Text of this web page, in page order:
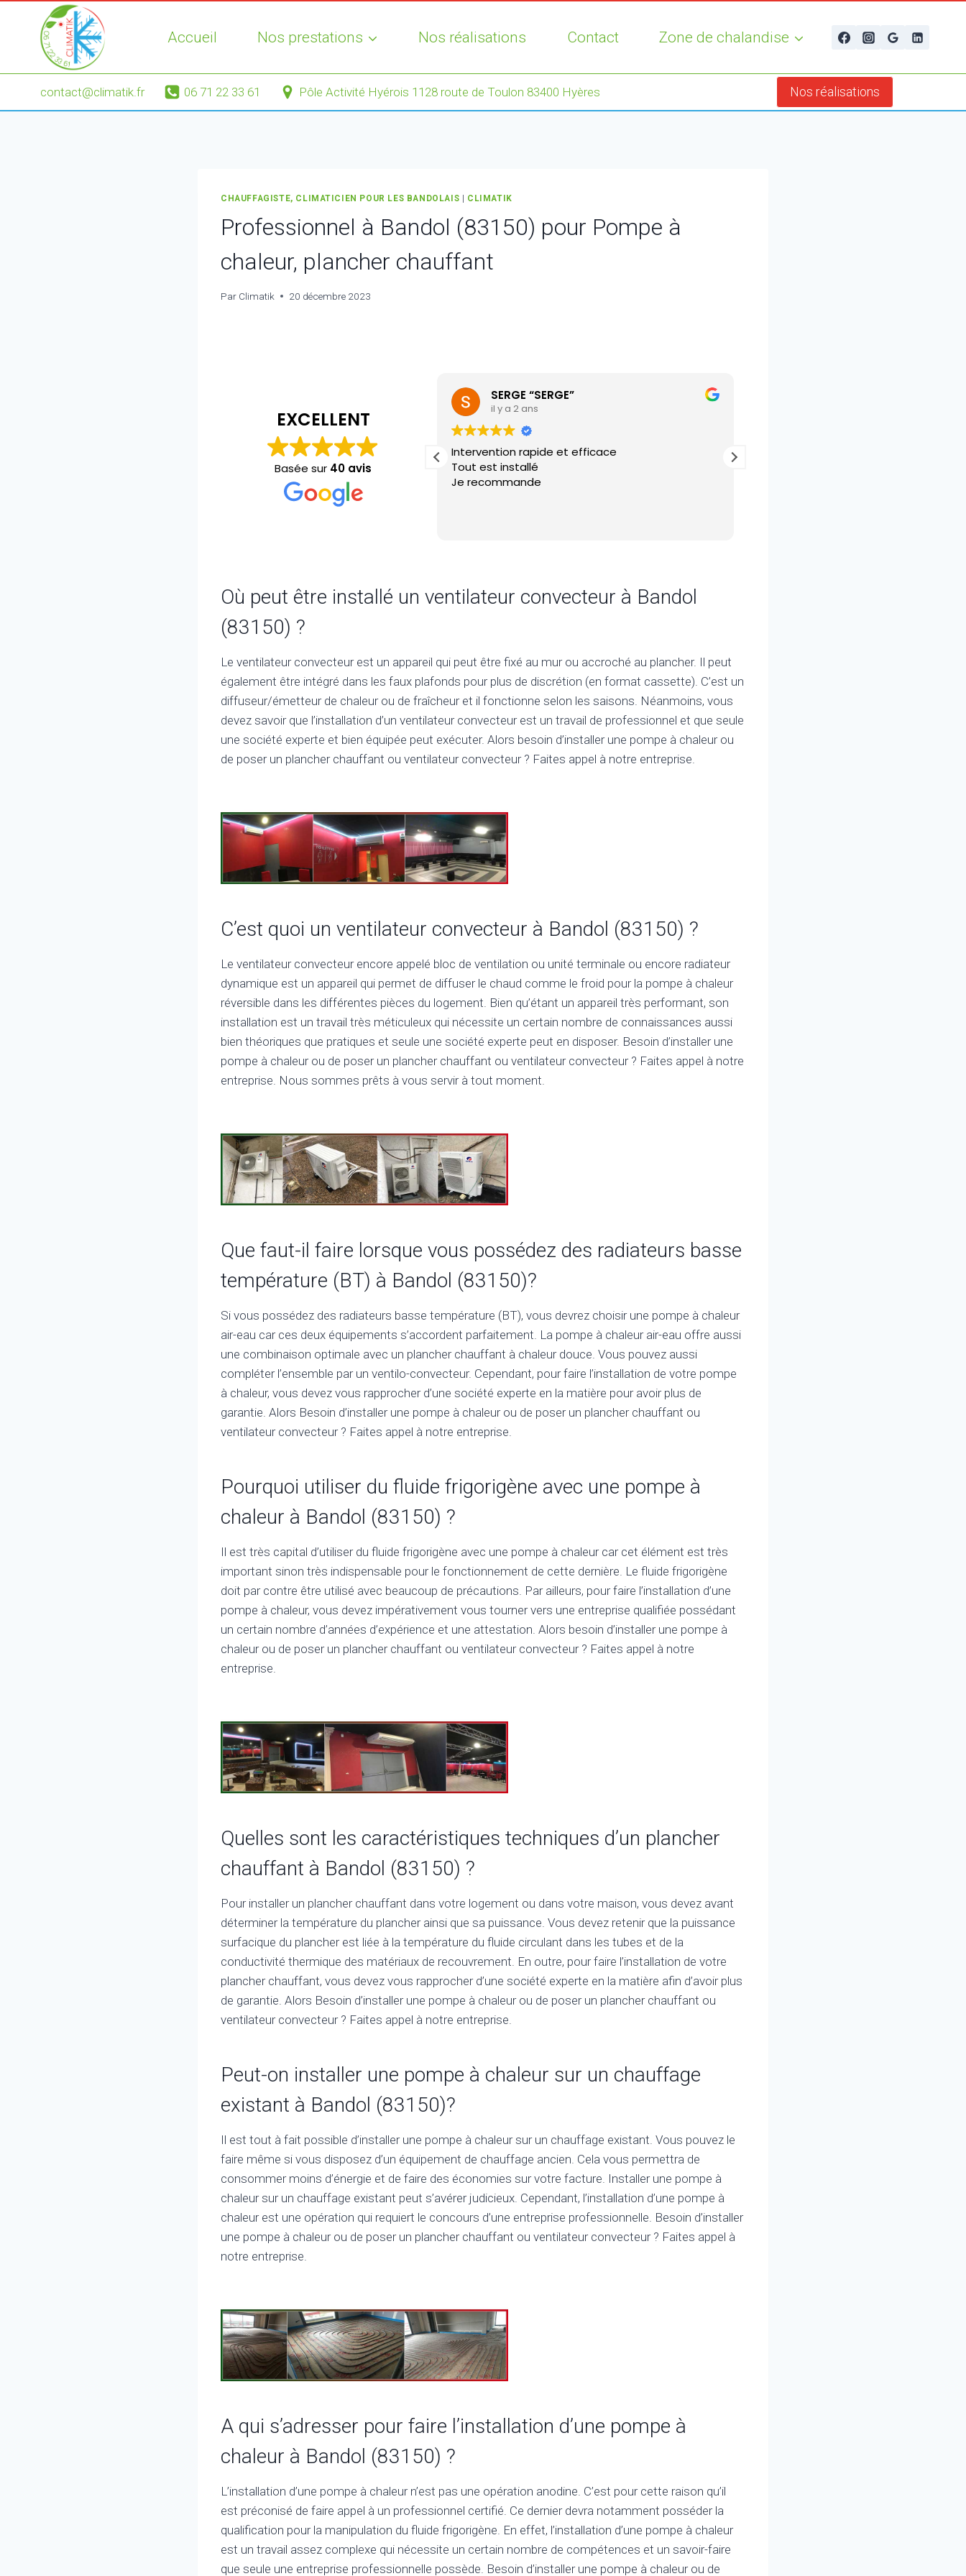
contenu
Accueil Nos prestations Nos réalisations Contact Zone de chalandise
contact@climatik.fr 06 71 22 33 61 Pôle Activité Hyérois 1128 route de Toulon 83400 Hyères Nos réalisations
CHAUFFAGISTE, CLIMATICIEN POUR LES BANDOLAIS CLIMATIK
Professionnel à Bandol (83150) pour Pompe à
chaleur, plancher chauffant
Par Climatik 20 décembre 2023
EXCELLENT
Basée sur 40 avis
Personne au top carré et propre
SERGE “SERGE”
il y a 2 ans
Intervention rapide et efficace
Tout est installé
Je recommande
Où peut être installé un ventilateur convecteur à Bandol
(83150) ?
Le ventilateur convecteur est un appareil qui peut être fixé au mur ou accroché au plancher. Il peut
également être intégré dans les faux plafonds pour plus de discrétion (en format cassette). C’est un
diffuseur/émetteur de chaleur ou de fraîcheur et il fonctionne selon les saisons. Néanmoins, vous
devez savoir que l’installation d’un ventilateur convecteur est un travail de professionnel et que seule
une société experte et bien équipée peut exécuter. Alors besoin d’installer une pompe à chaleur ou
de poser un plancher chauffant ou ventilateur convecteur ? Faites appel à notre entreprise.
C’est quoi un ventilateur convecteur à Bandol (83150) ?
Le ventilateur convecteur encore appelé bloc de ventilation ou unité terminale ou encore radiateur
dynamique est un appareil qui permet de diffuser le chaud comme le froid pour la pompe à chaleur
réversible dans les différentes pièces du logement. Bien qu’étant un appareil très performant, son
installation est un travail très méticuleux qui nécessite un certain nombre de connaissances aussi
bien théoriques que pratiques et seule une société experte peut en disposer. Besoin d’installer une
pompe à chaleur ou de poser un plancher chauffant ou ventilateur convecteur ? Faites appel à notre
entreprise. Nous sommes prêts à vous servir à tout moment.
Que faut-il faire lorsque vous possédez des radiateurs basse
température (BT) à Bandol (83150)?
Si vous possédez des radiateurs basse température (BT), vous devrez choisir une pompe à chaleur
air-eau car ces deux équipements s’accordent parfaitement. La pompe à chaleur air-eau offre aussi
une combinaison optimale avec un plancher chauffant à chaleur douce. Vous pouvez aussi
compléter l’ensemble par un ventilo-convecteur. Cependant, pour faire l’installation de votre pompe
à chaleur, vous devez vous rapprocher d’une société experte en la matière pour avoir plus de
garantie. Alors Besoin d’installer une pompe à chaleur ou de poser un plancher chauffant ou
ventilateur convecteur ? Faites appel à notre entreprise.
Pourquoi utiliser du fluide frigorigène avec une pompe à
chaleur à Bandol (83150) ?
Il est très capital d’utiliser du fluide frigorigène avec une pompe à chaleur car cet élément est très
important sinon très indispensable pour le fonctionnement de cette dernière. Le fluide frigorigène
doit par contre être utilisé avec beaucoup de précautions. Par ailleurs, pour faire l’installation d’une
pompe à chaleur, vous devez impérativement vous tourner vers une entreprise qualifiée possédant
un certain nombre d’années d’expérience et une attestation. Alors besoin d’installer une pompe à
chaleur ou de poser un plancher chauffant ou ventilateur convecteur ? Faites appel à notre
entreprise.
Quelles sont les caractéristiques techniques d’un plancher
chauffant à Bandol (83150) ?
Pour installer un plancher chauffant dans votre logement ou dans votre maison, vous devez avant
déterminer la température du plancher ainsi que sa puissance. Vous devez retenir que la puissance
surfacique du plancher est liée à la température du fluide circulant dans les tubes et de la
conductivité thermique des matériaux de recouvrement. En outre, pour faire l’installation de votre
plancher chauffant, vous devez vous rapprocher d’une société experte en la matière afin d’avoir plus
de garantie. Alors Besoin d’installer une pompe à chaleur ou de poser un plancher chauffant ou
ventilateur convecteur ? Faites appel à notre entreprise.
Peut-on installer une pompe à chaleur sur un chauffage
existant à Bandol (83150)?
Il est tout à fait possible d’installer une pompe à chaleur sur un chauffage existant. Vous pouvez le
faire même si vous disposez d’un équipement de chauffage ancien. Cela vous permettra de
consommer moins d’énergie et de faire des économies sur votre facture. Installer une pompe à
chaleur sur un chauffage existant peut s’avérer judicieux. Cependant, l’installation d’une pompe à
chaleur est une opération qui requiert le concours d’une entreprise professionnelle. Besoin d’installer
une pompe à chaleur ou de poser un plancher chauffant ou ventilateur convecteur ? Faites appel à
notre entreprise.
A qui s’adresser pour faire l’installation d’une pompe à
chaleur à Bandol (83150) ?
L’installation d’une pompe à chaleur n’est pas une opération anodine. C’est pour cette raison qu’il
est préconisé de faire appel à un professionnel certifié. Ce dernier devra notamment posséder la
qualification pour la manipulation du fluide frigorigène. En effet, l’installation d’une pompe à chaleur
est un travail assez complexe qui nécessite un certain nombre de compétences et un savoir-faire
que seule une entreprise professionnelle possède. Besoin d’installer une pompe à chaleur ou de